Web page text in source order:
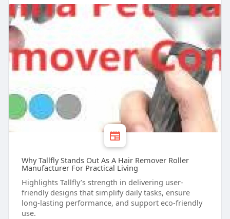
Why Tallfly Stands Out As A Hair Remover Roller
Manufacturer For Practical Living
Highlights Tallfly’s strength in delivering user-
friendly designs that simplify daily tasks, ensure
long-lasting performance, and support eco-friendly
use.